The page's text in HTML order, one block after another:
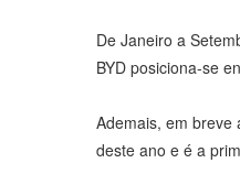
De Janeiro a
BYD posiciona-se
Ademais, em breve
deste ano e é a